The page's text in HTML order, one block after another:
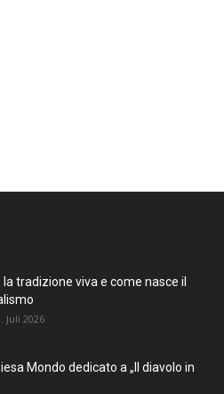
la tradizione viva e come nasce il
Juli 2026
Mondo dedicato a „Il diavolo in